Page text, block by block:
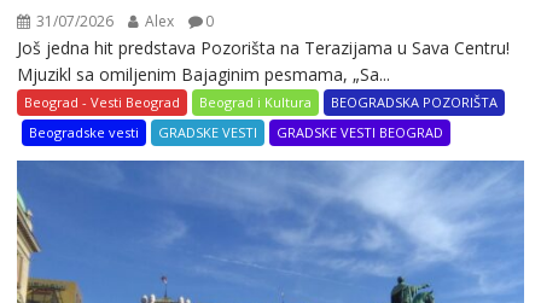
31/07/2026 Alex 0
Još jedna hit predstava Pozorišta na Terazijama u Sava Centru!
Mjuzikl sa omiljenim Bajaginim pesmama, „Sa...
Beograd - Vesti Beograd Beograd i Kultura
BEOGRADSKA POZORIŠTA
Beogradske vesti
GRADSKE VESTI GRADSKE VESTI BEOGRAD